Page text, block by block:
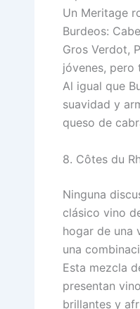
Un Meritage
Burdeos:
Gros Verdot,
jóvenes, pero
Al igual que
suavidad y
queso de
8. Côtes du
Ninguna
clásico vino
hogar de una
una
Esta mezcla
presentan
brillantes y